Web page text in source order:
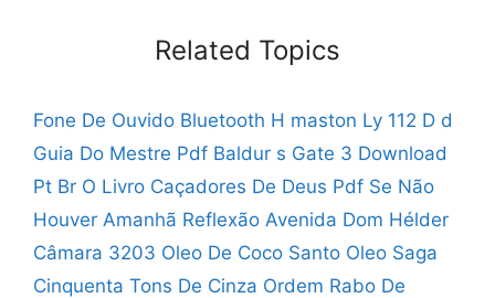
Related Topics
Fone De Ouvido Bluetooth H maston Ly 112 D d
Guia Do Mestre Pdf Baldur s Gate 3 Download
Pt Br O Livro Caçadores De Deus Pdf Se Não
Houver Amanhã Reflexão Avenida Dom Hélder
Câmara 3203 Oleo De Coco Santo Oleo Saga
Cinquenta Tons De Cinza Ordem Rabo De